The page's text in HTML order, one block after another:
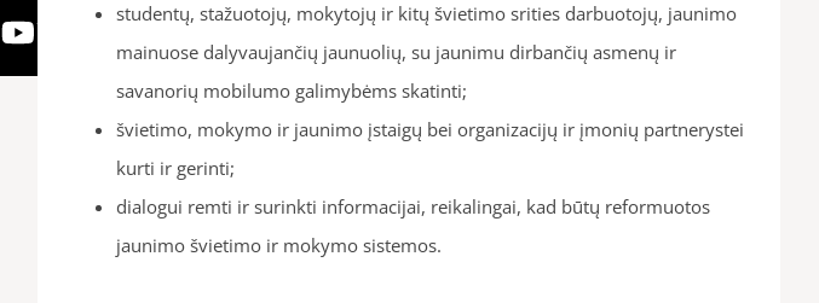
studentų, stažuotojų, mokytojų ir kitų švietimo srities darbuotojų, jaunimo
mainuose dalyvaujančių jaunuolių, su jaunimu dirbančių asmenų ir
savanorių mobilumo galimybėms skatinti;
švietimo, mokymo ir jaunimo įstaigų bei organizacijų ir įmonių partnerystei
kurti ir gerinti;
dialogui remti ir surinkti informacijai, reikalingai, kad būtų reformuotos
jaunimo švietimo ir mokymo sistemos.